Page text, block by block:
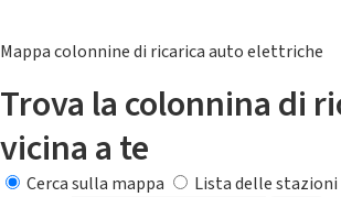
Mappa colonnine di ricarica auto elettriche
Trova la colonnina di
vicina a te
Cerca sulla mappa
Lista delle stazioni